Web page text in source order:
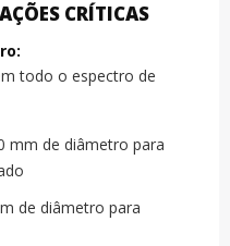
CRÍTICAS
todo o espectro de
mm de diâmetro para
de diâmetro para